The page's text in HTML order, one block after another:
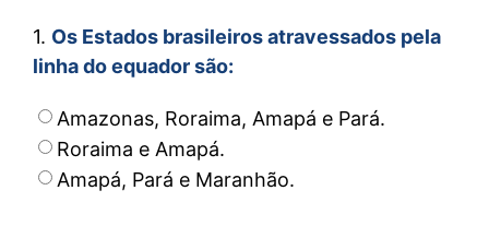
1. Os Estados brasileiros atravessados pela
linha do equador são:
Amazonas, Roraima, Amapá e Pará.
Roraima e Amapá.
Amapá, Pará e Maranhão.